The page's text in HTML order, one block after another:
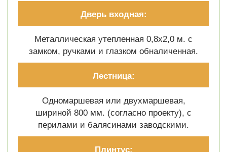
Дверь входная:
Металлическая утепленная 0,8х2,0 м. с
замком, ручками и глазком обналиченная.
Лестница:
Одномаршевая или двухмаршевая,
шириной 800 мм. (согласно проекту), с
перилами и балясинами заводскими.
Плинтус: